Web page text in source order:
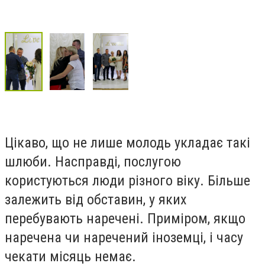
Цікаво, що не лише молодь укладає такі
шлюби. Насправді, послугою
користуються люди різного віку. Більше
залежить від обставин, у яких
перебувають наречені. Приміром, якщо
наречена чи наречений іноземці, і часу
чекати місяць немає.